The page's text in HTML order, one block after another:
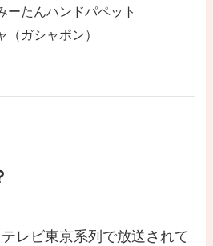
ーたんハンドパペット
（ガシャポン）
テレビ東京系列で放送されて